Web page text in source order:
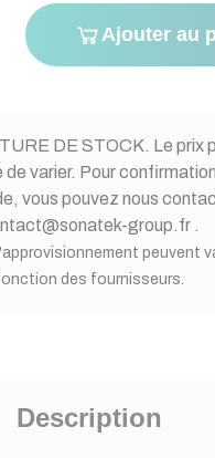
Ajouter au
DE STOCK. Le prix
de varier. Pour
vous pouvez nous
group.fr .
peuvent
des fournisseurs.
Description